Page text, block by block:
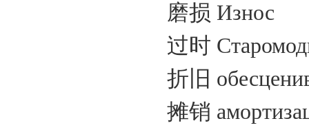
磨损 Износ
过时
折旧
摊销